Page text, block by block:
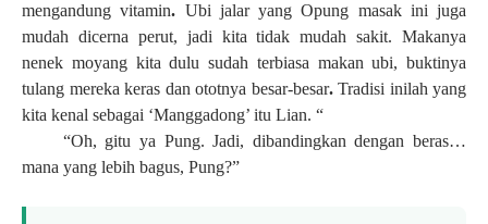
mengandung vitamin. Ubi jalar yang Opung masak ini juga
mudah dicerna perut, jadi kita tidak mudah sakit. Makanya
nenek moyang kita dulu sudah terbiasa makan ubi, buktinya
tulang mereka keras dan ototnya besar-besar. Tradisi inilah yang
kita kenal sebagai ‘Manggadong’ itu Lian. “
“Oh, gitu ya Pung. Jadi, dibandingkan dengan beras…
mana yang lebih bagus, Pung?”